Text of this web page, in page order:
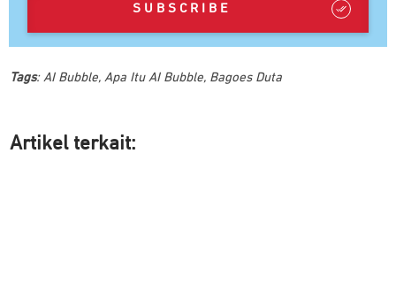
SUBSCRIBE
Tags: AI Bubble, Apa Itu AI Bubble, Bagoes Duta
Artikel terkait: